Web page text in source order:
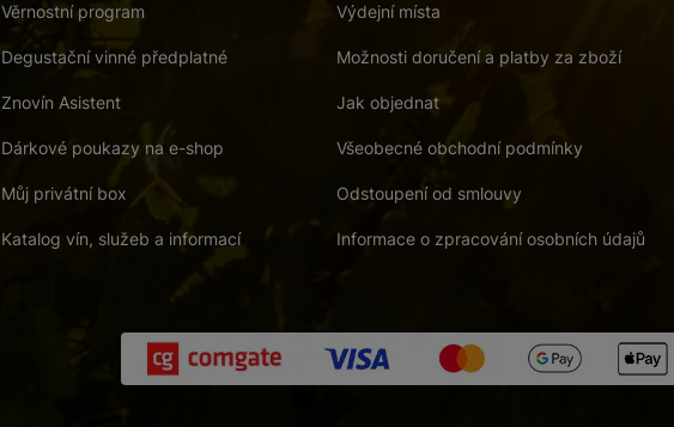
Věrnostní program
Degustační vinné předplatné
Znovín Asistent
Dárkové poukazy na e-shop
Můj privátní box
Katalog vín, služeb a informací
Výdejní místa
Možnosti doručení a platby za zboží
Jak objednat
Všeobecné obchodní podmínky
Odstoupení od smlouvy
Informace o zpracování osobních údajů